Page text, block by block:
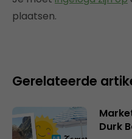
plaatsen.
Gerelateerde
Durk